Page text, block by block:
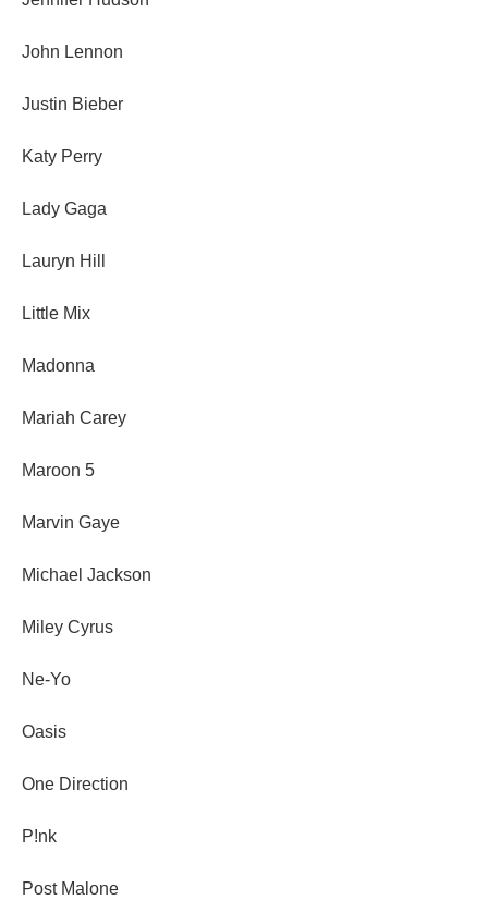
John Lennon
Justin Bieber
Katy Perry
Lady Gaga
Lauryn Hill
Little Mix
Madonna
Mariah Carey
Maroon 5
Marvin Gaye
Michael Jackson
Miley Cyrus
Ne-Yo
Oasis
One Direction
P!nk
Post Malone